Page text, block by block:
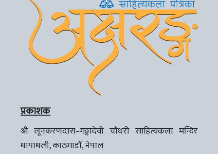
प्रकाशक
श्री लूनकरणदास–गङ्गादेवी चौधरी साहित्यकला मन्दिर
थापाथली, काठमाडौँ, नेपाल